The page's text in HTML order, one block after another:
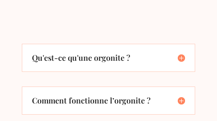
Qu'est-ce qu'une orgonite ?
Comment fonctionne l’orgonite ?